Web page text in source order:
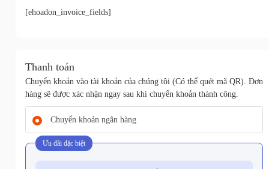
[ehoadon_invoice_fields]
Thanh toán
Chuyển khoản vào tài khoản của chúng tôi (Có thể quét mã QR). Đơn
hàng sẽ được xác nhận ngay sau khi chuyển khoản thành công.
Chuyển khoản ngân hàng
Ưu đãi đặc biệt